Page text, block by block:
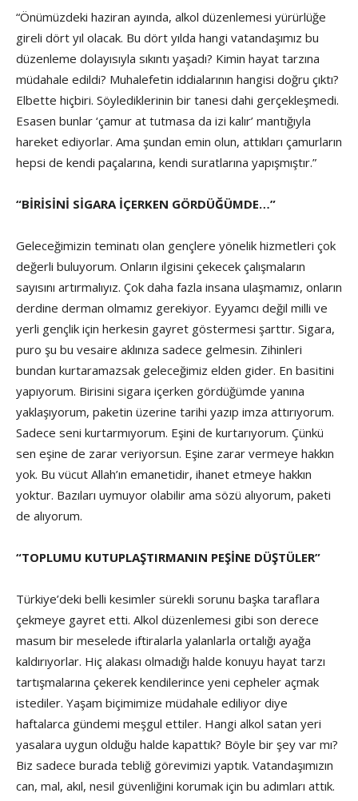
“Önümüzdeki haziran ayında, alkol düzenlemesi yürürlüğe
gireli dört yıl olacak. Bu dört yılda hangi vatandaşımız bu
düzenleme dolayısıyla sıkıntı yaşadı? Kimin hayat tarzına
müdahale edildi? Muhalefetin iddialarının hangisi doğru çıktı?
Elbette hiçbiri. Söylediklerinin bir tanesi dahi gerçekleşmedi.
Esasen bunlar ‘çamur at tutmasa da izi kalır’ mantığıyla
hareket ediyorlar. Ama şundan emin olun, attıkları çamurların
hepsi de kendi paçalarına, kendi suratlarına yapışmıştır.”
“BİRİSİNİ SİGARA İÇERKEN GÖRDÜĞÜMDE…”
Geleceğimizin teminatı olan gençlere yönelik hizmetleri çok
değerli buluyorum. Onların ilgisini çekecek çalışmaların
sayısını artırmalıyız. Çok daha fazla insana ulaşmamız, onların
derdine derman olmamız gerekiyor. Eyyamcı değil milli ve
yerli gençlik için herkesin gayret göstermesi şarttır. Sigara,
puro şu bu vesaire aklınıza sadece gelmesin. Zihinleri
bundan kurtaramazsak geleceğimiz elden gider. En basitini
yapıyorum. Birisini sigara içerken gördüğümde yanına
yaklaşıyorum, paketin üzerine tarihi yazıp imza attırıyorum.
Sadece seni kurtarmıyorum. Eşini de kurtarıyorum. Çünkü
sen eşine de zarar veriyorsun. Eşine zarar vermeye hakkın
yok. Bu vücut Allah’ın emanetidir, ihanet etmeye hakkın
yoktur. Bazıları uymuyor olabilir ama sözü alıyorum, paketi
de alıyorum.
“TOPLUMU KUTUPLAŞTIRMANIN PEŞİNE DÜŞTÜLER”
Türkiye’deki belli kesimler sürekli sorunu başka taraflara
çekmeye gayret etti. Alkol düzenlemesi gibi son derece
masum bir meselede iftiralarla yalanlarla ortalığı ayağa
kaldırıyorlar. Hiç alakası olmadığı halde konuyu hayat tarzı
tartışmalarına çekerek kendilerince yeni cepheler açmak
istediler. Yaşam biçimimize müdahale ediliyor diye
haftalarca gündemi meşgul ettiler. Hangi alkol satan yeri
yasalara uygun olduğu halde kapattık? Böyle bir şey var mı?
Biz sadece burada tebliğ görevimizi yaptık. Vatandaşımızın
can, mal, akıl, nesil güvenliğini korumak için bu adımları attık.